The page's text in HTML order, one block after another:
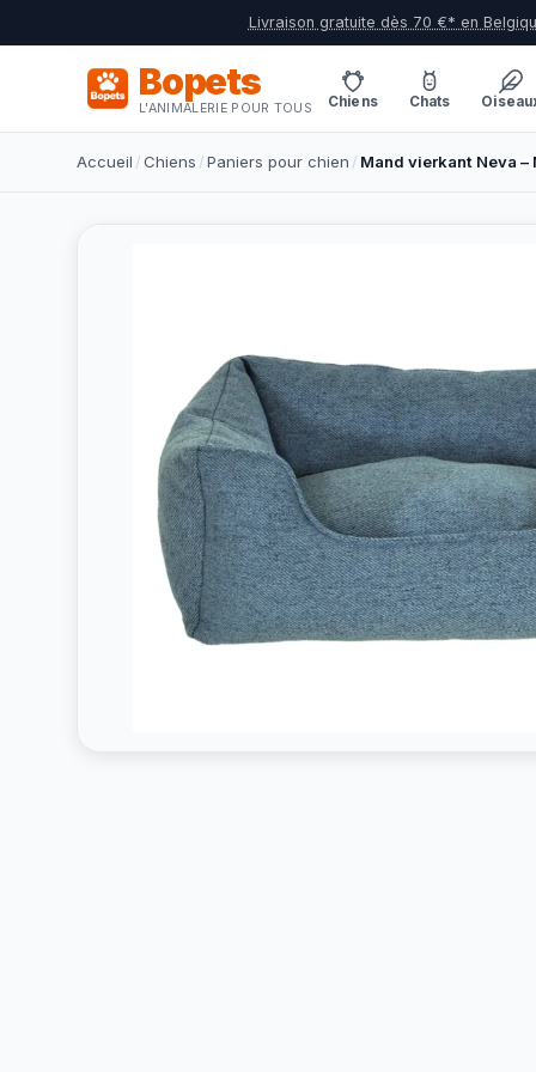
Livraison gratuite dès 70 €* en
Bopets
L'ANIMALERIE POUR TOUS Chiens Chats
Accueil /Chiens /Paniers pour chien / Mand vierkant Neva